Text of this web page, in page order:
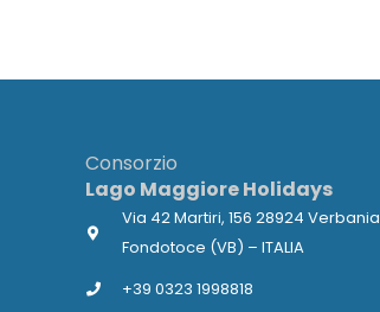
Consorzio
Lago Maggiore Holidays
Via 42 Martiri, 156 28924 Verbania
Fondotoce (VB) – ITALIA
+39 0323 1998818